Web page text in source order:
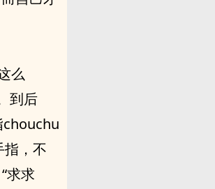
么
到后
chouchu
，不
求求